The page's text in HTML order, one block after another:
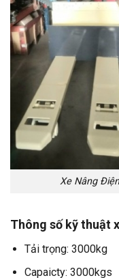
Xe Nâng
Thông số kỹ thuật
Tải trọng: 3000kg
Capaicty: 3000kgs